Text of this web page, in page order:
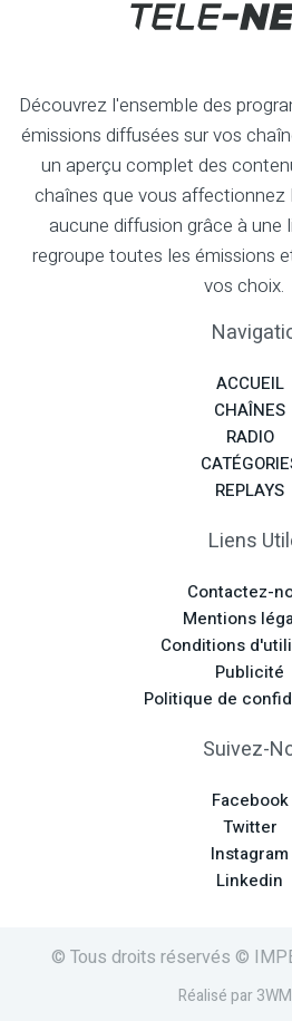
Découvrez l'ensemble des
émissions diffusées sur vos
un aperçu complet des
chaînes que vous affectionnez
aucune diffusion grâce à une
regroupe toutes les émissions
vos choix.
ACCUEIL
CHAÎNES
RADIO
REPLAYS
Liens
Contactez-
Mentions
Conditions
Publicité
Politique de
Suivez-
Facebook
Twitter
Instagram
Linkedin
© Tous droits réservés ©
Réalisé par